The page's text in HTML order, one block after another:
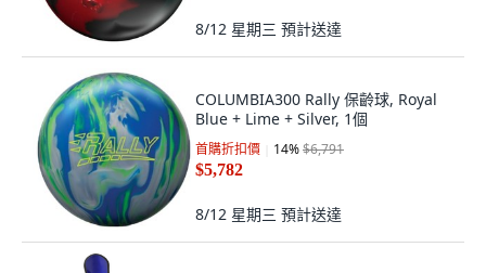
8/12 星期三 預計送達
COLUMBIA300 Rally 保齡球, Royal
Blue + Lime + Silver, 1個
首購折扣價 14%$6,791
$5,782
8/12 星期三 預計送達